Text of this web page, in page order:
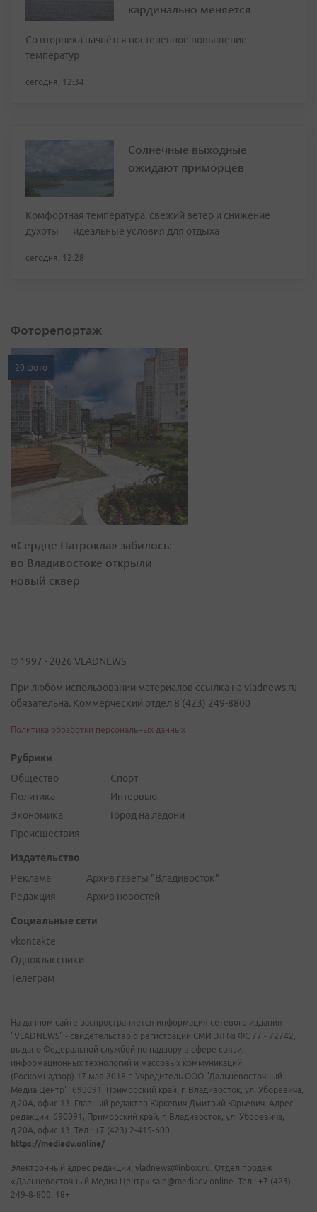
кардинально меняется
Со вторника начнётся постепенное повышение
температур
сегодня, 12:34
Солнечные выходные
ожидают приморцев
Комфортная температура, свежий ветер и снижение
духоты — идеальные условия для отдыха
сегодня, 12:28
Фоторепортаж
20 фото
«Сердце Патрокла» забилось:
во Владивостоке открыли
новый сквер
© 1997 - 2026 VLADNEWS
При любом использовании материалов ссылка на vladnews.ru
обязательна. Коммерческий отдел 8 (423) 249-8800
Политика обработки персональных данных
Рубрики
Общество
Политика
Экономика
Происшествия
Спорт
Интервью
Город на ладони
Издательство
Реклама
Редакция
Архив газеты "Владивосток"
Архив новостей
Социальные сети
vkontakte
Одноклассники
Телеграм
На данном сайте распространяется информация сетевого издания
"VLADNEWS" - свидетельство о регистрации СМИ ЭЛ № ФС 77 - 72742,
выдано Федеральной службой по надзору в сфере связи,
информационных технологий и массовых коммуникаций
(Роскомнадзор) 17 мая 2018 г. Учредитель ООО "Дальневосточный
Медиа Центр". 690091, Приморский край, г. Владивосток, ул. Уборевича,
д.20А, офис 13. Главный редактор Юркевич Дмитрий Юрьевич. Адрес
редакции: 690091, Приморский край, г. Владивосток, ул. Уборевича,
д.20А, офис 13. Тел.: +7 (423) 2-415-600.
https://mediadv.online/
Электронный адрес редакции: vladnews@inbox.ru. Отдел продаж
«Дальневосточный Медиа Центр» sale@mediadv.online. Тел.: +7 (423)
249-8-800. 18+